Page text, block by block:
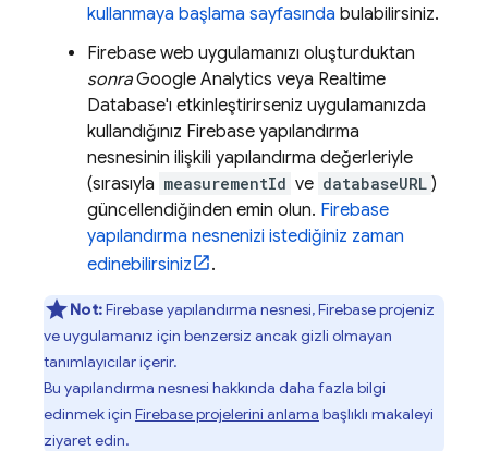
kullanmaya başlama sayfasında bulabilirsiniz.
Firebase web uygulamanızı oluşturduktan
sonra Google Analytics veya Realtime
Database'ı etkinleştirirseniz uygulamanızda
kullandığınız Firebase yapılandırma
nesnesinin ilişkili yapılandırma değerleriyle
(sırasıyla measurementId ve databaseURL )
güncellendiğinden emin olun. Firebase
yapılandırma nesnenizi istediğiniz zaman
edinebilirsiniz
.
Not:Firebase yapılandırma nesnesi, Firebase projeniz
ve uygulamanız için benzersiz ancak gizli olmayan
tanımlayıcılar içerir.
Bu yapılandırma nesnesi hakkında daha fazla bilgi
edinmek için Firebase projelerini anlama başlıklı makaleyi
ziyaret edin.